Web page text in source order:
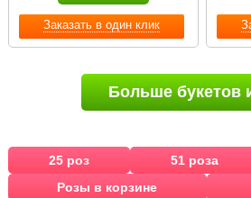
Заказать в один клик
Больше букетов
25 роз 51 роза
Розы в корзине